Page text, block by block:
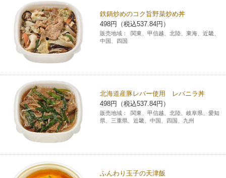
鉄鍋炒めのコク旨野菜炒め丼
498円（税込537.84円）
販売地域：
関東、甲信越、北陸、東海、近畿、
中国、四国
北海道産豚レバー使用 レバニラ丼
498円（税込537.84円）
販売地域：
関東、甲信越、北陸、岐阜県、愛知
県、三重県、近畿、中国、四国、九州
ふんわり玉子の天津飯